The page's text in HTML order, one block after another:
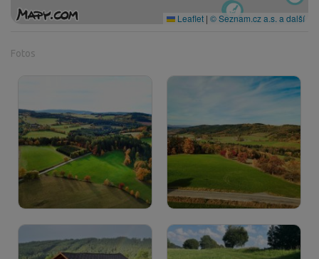
Leaflet | © Seznam.cz a.s. a další
Fotos